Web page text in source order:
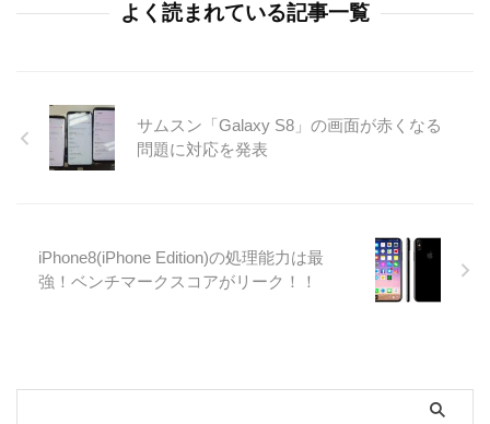
よく読まれている記事一覧
サムスン「Galaxy S8」の画面が赤くなる
問題に対応を発表
iPhone8(iPhone Edition)の処理能力は最
強！ベンチマークスコアがリーク！！